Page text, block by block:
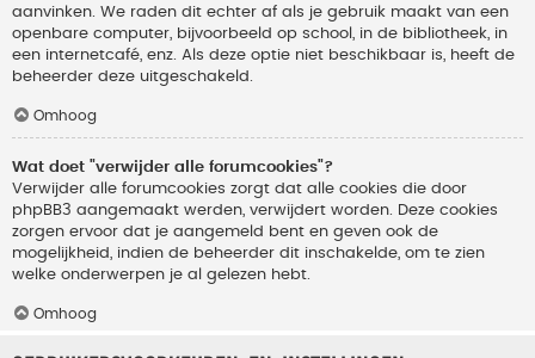
aanvinken. We raden dit echter af als je gebruik maakt van een
openbare computer, bijvoorbeeld op school, in de bibliotheek, in
een internetcafé, enz. Als deze optie niet beschikbaar is, heeft de
beheerder deze uitgeschakeld.
Omhoog
Wat doet "verwijder alle forumcookies"?
Verwijder alle forumcookies zorgt dat alle cookies die door
phpBB3 aangemaakt werden, verwijdert worden. Deze cookies
zorgen ervoor dat je aangemeld bent en geven ook de
mogelijkheid, indien de beheerder dit inschakelde, om te zien
welke onderwerpen je al gelezen hebt.
Omhoog